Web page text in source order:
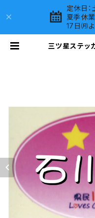
定休日：
夏季休
17日㈪
三ツ星ステッ